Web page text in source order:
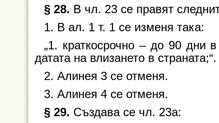
§ 28. В чл. 23 се правят
1. В ал. 1 т. 1 се изменя така:
„1. краткосрочно – до 90 дни
датата на влизането в страната;“.
2. Алинея 3 се отменя.
3. Алинея 4 се отменя.
§ 29. Създава се чл. 23а: